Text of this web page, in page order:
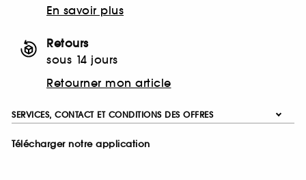
En savoir plus
Retours
sous 14 jours
Retourner mon article
SERVICES, CONTACT ET CONDITIONS DES OFFRES
Télécharger notre application